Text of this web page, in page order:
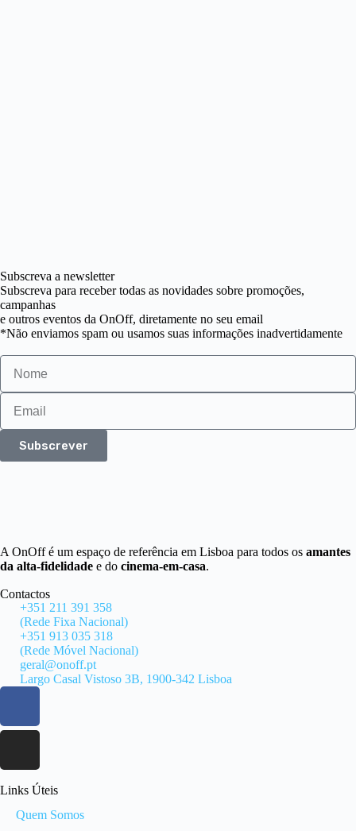
Subscreva a newsletter
Subscreva para receber todas as novidades sobre promoções,
campanhas
e outros eventos da OnOff, diretamente no seu email
*Não enviamos spam ou usamos suas informações inadvertidamente
Subscrever
A OnOff é um espaço de referência em Lisboa para todos os amantes
da alta-fidelidade e do cinema-em-casa.
Contactos
+351 211 391 358
(Rede Fixa Nacional)
+351 913 035 318
(Rede Móvel Nacional)
geral@onoff.pt
Largo Casal Vistoso 3B, 1900-342 Lisboa
Links Úteis
Quem Somos